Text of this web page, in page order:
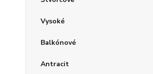
Vysoké
Balkónové
Antracit